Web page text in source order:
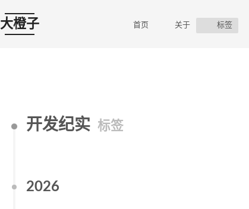
大橙子 首页 关于 标签
开发纪实 标签
2026